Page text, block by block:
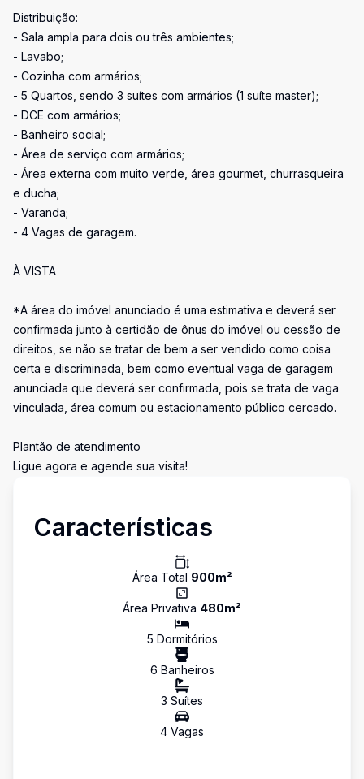
Distribuição:
- Sala ampla para dois ou três ambientes;
- Lavabo;
- Cozinha com armários;
- 5 Quartos, sendo 3 suítes com armários (1 suíte master);
- DCE com armários;
- Banheiro social;
- Área de serviço com armários;
- Área externa com muito verde, área gourmet, churrasqueira
e ducha;
- Varanda;
- 4 Vagas de garagem.
À VISTA
*A área do imóvel anunciado é uma estimativa e deverá ser
confirmada junto à certidão de ônus do imóvel ou cessão de
direitos, se não se tratar de bem a ser vendido como coisa
certa e discriminada, bem como eventual vaga de garagem
anunciada que deverá ser confirmada, pois se trata de vaga
vinculada, área comum ou estacionamento público cercado.
Plantão de atendimento
Ligue agora e agende sua visita!
Características
Área Total 900m²
Área Privativa 480m²
5 Dormitórios
6 Banheiros
3 Suítes
4 Vagas